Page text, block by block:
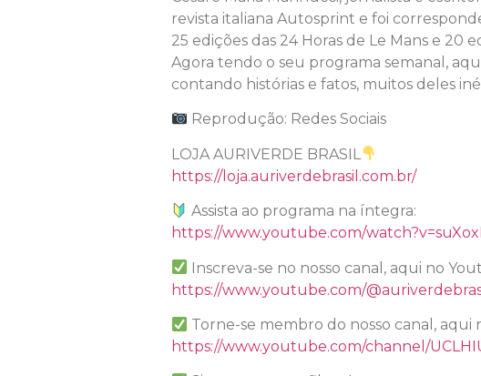
revista italiana Autosprint e foi
25 edições das 24 Horas de Le Mans e 20
Agora tendo o seu programa semanal,
contando histórias e fatos, muitos deles
Reprodução: Redes Sociais
LOJA AURIVERDE BRASIL
https://loja.auriverdebrasil.com.br/
Assista ao programa na íntegra:
https://www.youtube.com/
Inscreva-se no nosso canal, aqui no
https://www.youtube.com/
Torne-se membro do nosso canal, aqui
https://www.youtube.com/channel/